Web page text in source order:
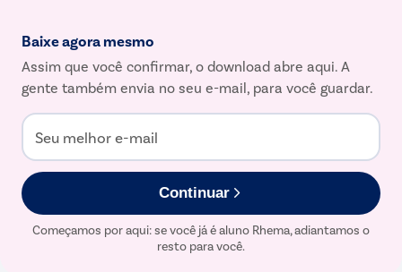
Baixe agora mesmo
Assim que você confirmar, o download abre aqui. A
gente também envia no seu e-mail, para você guardar.
Seu melhor e-mail
Continuar
Começamos por aqui: se você já é aluno Rhema, adiantamos o
resto para você.